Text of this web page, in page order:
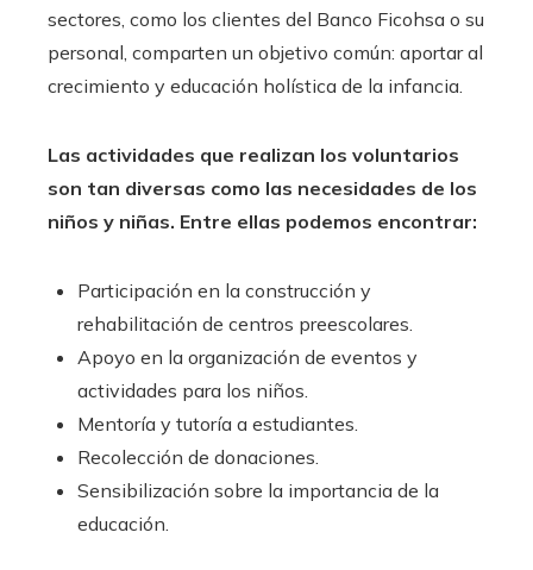
sectores, como los clientes del Banco Ficohsa o su
personal, comparten un objetivo común: aportar al
crecimiento y educación holística de la infancia.
Las actividades que realizan los voluntarios
son tan diversas como las necesidades de los
niños y niñas. Entre ellas podemos encontrar:
Participación en la construcción y
rehabilitación de centros preescolares.
Apoyo en la organización de eventos y
actividades para los niños.
Mentoría y tutoría a estudiantes.
Recolección de donaciones.
Sensibilización sobre la importancia de la
educación.